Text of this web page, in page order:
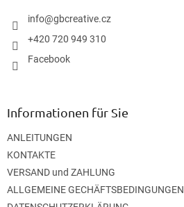
info@gbcreative.cz
+420 720 949 310
Facebook
Informationen für Sie
ANLEITUNGEN
KONTAKTE
VERSAND und ZAHLUNG
ALLGEMEINE GECHÄFTSBEDINGUNGEN